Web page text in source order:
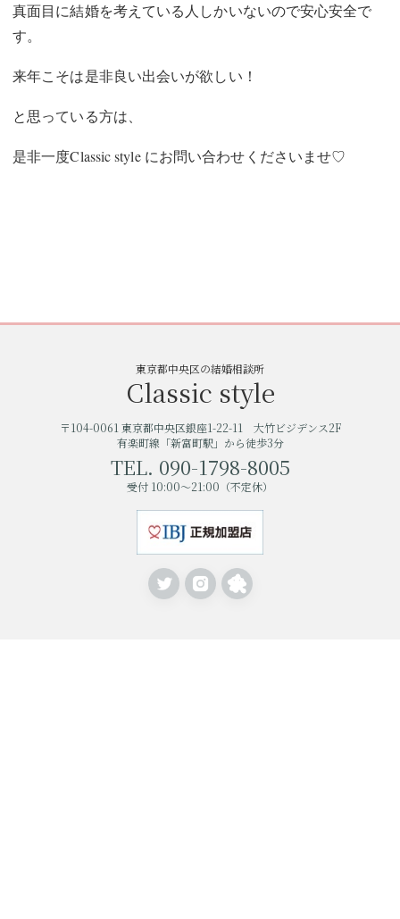
真面目に結婚を考えている人しかいないので安心安全で
す。
来年こそは是非良い出会いが欲しい！
と思っている方は、
是非一度Classic style にお問い合わせくださいませ♡
東京都中央区の結婚相談所
Classic style
〒104-0061 東京都中央区銀座1-22-11 大竹ビジデンス2F
有楽町線「新富町駅」から徒歩3分
TEL. 090-1798-8005
受付 10:00〜21:00（不定休）